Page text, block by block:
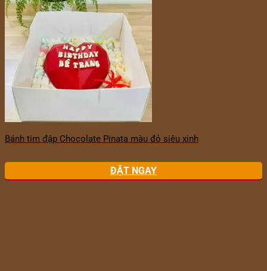
Bánh tim đập Chocolate Pinata màu đỏ siêu xinh
ĐẶT NGAY